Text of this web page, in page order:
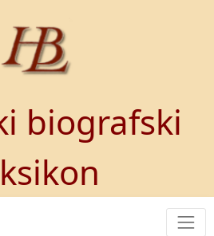
biografski